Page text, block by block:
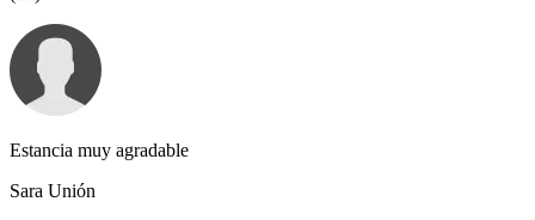
Estancia muy agradable
Sara Unión